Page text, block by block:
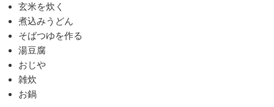
玄米を炊く
煮込みうどん
そばつゆを作る
湯豆腐
おじや
雑炊
お鍋